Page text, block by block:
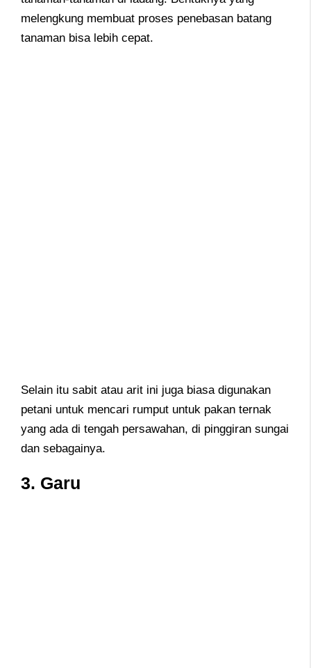
melengkung membuat proses penebasan batang
tanaman bisa lebih cepat.
Selain itu sabit atau arit ini juga biasa digunakan
petani untuk mencari rumput untuk pakan ternak
yang ada di tengah persawahan, di pinggiran sungai
dan sebagainya.
3. Garu